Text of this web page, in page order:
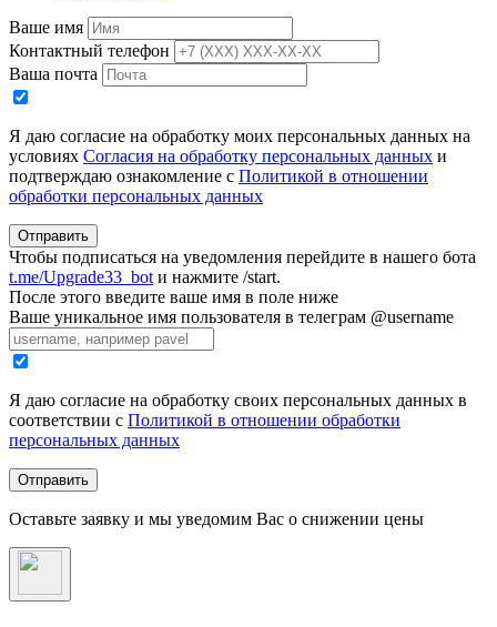
Ваше имя
Контактный телефон
Ваша почта
Я даю согласие на обработку моих персональных данных на
условиях Согласия на обработку персональных данных и
подтверждаю ознакомление с Политикой в отношении
обработки персональных данных
Отправить
Чтобы подписаться на уведомления перейдите в нашего бота
t.me/Upgrade33_bot и нажмите /start.
После этого введите ваше имя в поле ниже
Ваше уникальное имя пользователя в телеграм @username
Я даю согласие на обработку своих персональных данных в
соответствии с Политикой в отношении обработки
персональных данных
Отправить
Оставьте заявку и мы уведомим Вас о снижении цены